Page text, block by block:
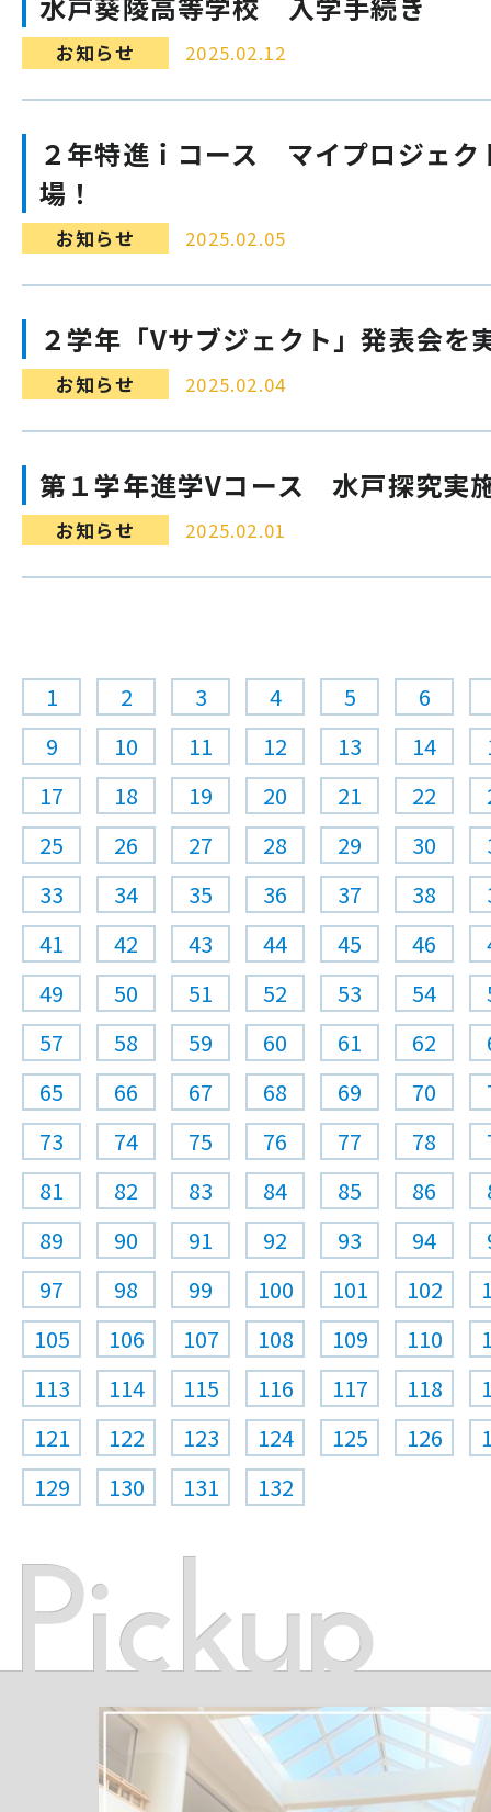
お知らせ 2025.02.12
２年特進ｉコース マイプロジェク
場！
お知らせ 2025.02.05
２学年「Vサブジェクト」発表会を
お知らせ 2025.02.04
第１学年進学Vコース 水戸探究実
お知らせ 2025.02.01
1 2 3 4 5
6
9
10 11 12 13 14
17
18 19 20 21 22
25
26 27 28 29 30
33
34 35 36 37 38
41
42 43 44 45 46
49
50 51 52 53 54
57
58 59 60 61 62
65
66 67 68 69 70
73
74 75 76 77 78
81
82 83 84 85 86
89
90 91 92 93 94
97
98 99 100 101 102
105
106 107 108 109 110
113
114 115 116 117 118
121
122 123 124 125 126
129
130 131 132